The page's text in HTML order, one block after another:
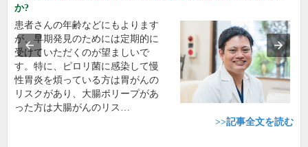
か?
患者さんの年齢などにもよります
が、早期発見のためには定期的に
受けていただくのが望ましいで
す。特に、ピロリ菌に感染して慢
性胃炎を煩っている方は胃がんの
リスクがあり、大腸ポリープがあ
った方は大腸がんのリス…
>>記事全文を読む